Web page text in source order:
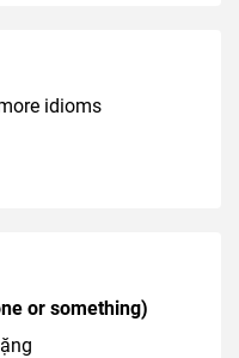
idioms
or something)